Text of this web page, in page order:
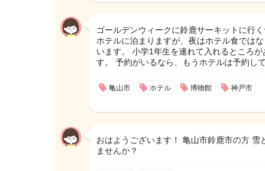
ゴールデンウィークに鈴鹿サーキットに行
ホテルに泊まりますが、夜はホテル食では
います。 小学1年生を連れて入れるところ
す。 予約がいるなら、もうホテルは予約し
亀山市 ホテル 博物館 神戸市
おはようございます！ 亀山市鈴鹿市の方 雪
ませんか？